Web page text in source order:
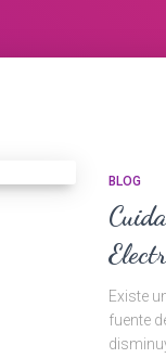
BLOG
Existe
fuente